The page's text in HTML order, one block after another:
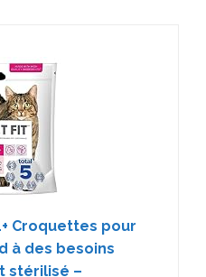
Croquettes pour
à des besoins
stérilisé –